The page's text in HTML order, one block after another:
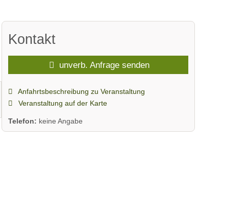
Kontakt
unverb. Anfrage senden
Anfahrtsbeschreibung zu Veranstaltung
Veranstaltung auf der Karte
Telefon: keine Angabe